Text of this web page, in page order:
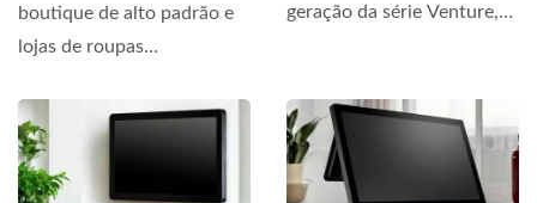
boutique de alto padrão e
lojas de roupas
TP-9816...
geração da série Venture,